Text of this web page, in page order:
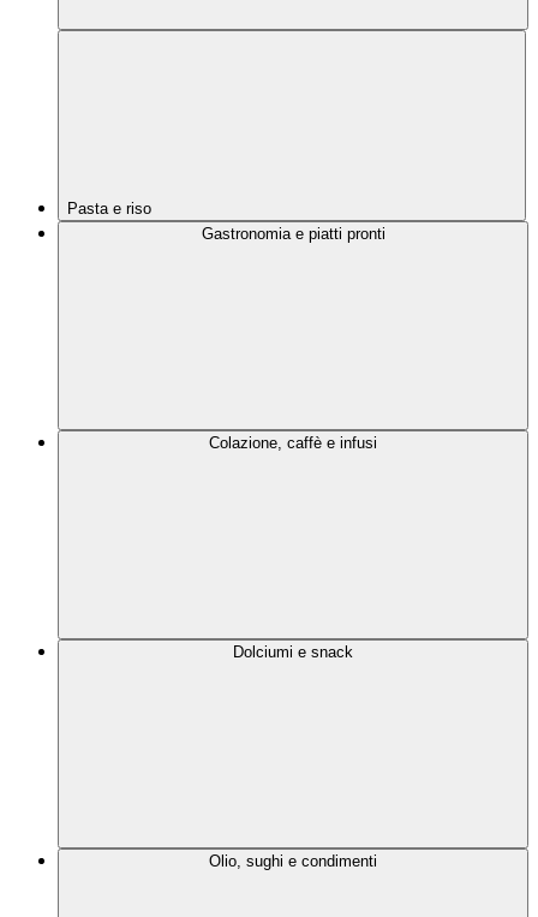
Pasta e riso
Gastronomia e piatti pronti
Colazione, caffè e infusi
Dolciumi e snack
Olio, sughi e condimenti